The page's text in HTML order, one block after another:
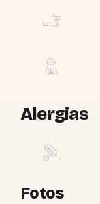
Alergias
Fotos